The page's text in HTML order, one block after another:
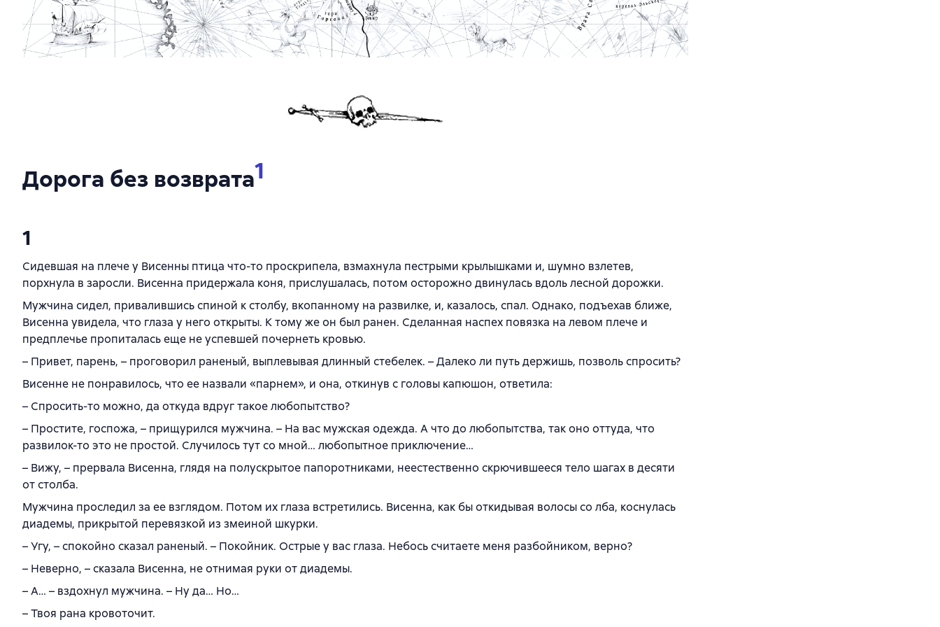
Дорога без возврата1
1
Сидевшая на плече у Висенны птица что-то проскрипела, взмахнула пестрыми крылышками и, шумно взлетев,
порхнула в заросли. Висенна придержала коня, прислушалась, потом осторожно двинулась вдоль лесной дорожки.
Мужчина сидел, привалившись спиной к столбу, вкопанному на развилке, и, казалось, спал. Однако, подъехав ближе,
Висенна увидела, что глаза у него открыты. К тому же он был ранен. Сделанная наспех повязка на левом плече и
предплечье пропиталась еще не успевшей почернеть кровью.
– Привет, парень, – проговорил раненый, выплевывая длинный стебелек. – Далеко ли путь держишь, позволь спросить?
Висенне не понравилось, что ее назвали «парнем», и она, откинув с головы капюшон, ответила:
– Спросить-то можно, да откуда вдруг такое любопытство?
– Простите, госпожа, – прищурился мужчина. – На вас мужская одежда. А что до любопытства, так оно оттуда, что
развилок-то это не простой. Случилось тут со мной… любопытное приключение…
– Вижу, – прервала Висенна, глядя на полускрытое папоротниками, неестественно скрючившееся тело шагах в десяти
от столба.
Мужчина проследил за ее взглядом. Потом их глаза встретились. Висенна, как бы откидывая волосы со лба, коснулась
диадемы, прикрытой перевязкой из змеиной шкурки.
– Угу, – спокойно сказал раненый. – Покойник. Острые у вас глаза. Небось считаете меня разбойником, верно?
– Неверно, – сказала Висенна, не отнимая руки от диадемы.
– А… – вздохнул мужчина. – Ну да… Но…
– Твоя рана кровоточит.